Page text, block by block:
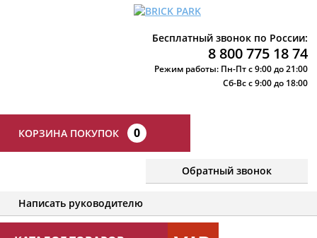
Бесплатный звонок по России:
8 800 775 18 74
Режим работы: Пн-Пт с 9:00 до 21:00
Сб-Вс с 9:00 до 18:00
КОРЗИНА ПОКУПОК 0
Обратный звонок
Написать руководителю